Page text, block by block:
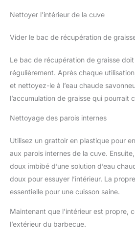
Nettoyer l’intérieur de la cuve
Vider le bac de récupération de
Le bac de récupération de graisse
régulièrement. Après chaque
et nettoyez-le à l’eau chaude
l’accumulation de graisse qui pourrait
Nettoyage des parois internes
Utilisez un grattoir en plastique pour
aux parois internes de la cuve.
doux imbibé d’une solution d’eau
doux pour essuyer l’intérieur. La
essentielle pour une cuisson saine.
Maintenant que l’intérieur est propre,
l’extérieur du barbecue.